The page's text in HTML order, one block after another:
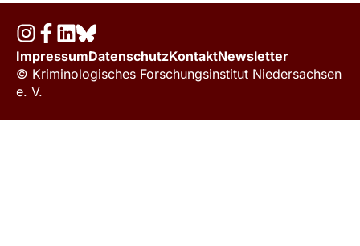
ImpressumDatenschutzKontaktNewsletter
© Kriminologisches Forschungsinstitut Niedersachsen
e. V.